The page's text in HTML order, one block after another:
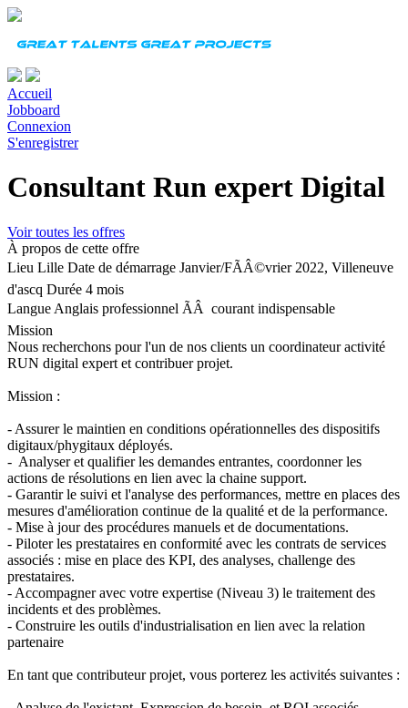
Accueil
Jobboard
Connexion
S'enregistrer
Consultant Run expert Digital
Voir toutes les offres
À propos de cette offre
Lieu Lille Date de démarrage Janvier/FÃÂ©vrier 2022, Villeneuve
d'ascq Durée 4 mois
Langue Anglais professionnel ÃÂ courant indispensable
Mission
Nous recherchons pour l'un de nos clients un coordinateur activité
RUN digital expert et contribuer projet.
Mission :
- Assurer le maintien en conditions opérationnelles des dispositifs
digitaux/phygitaux déployés.
- Analyser et qualifier les demandes entrantes, coordonner les
actions de résolutions en lien avec la chaine support.
- Garantir le suivi et l'analyse des performances, mettre en places des
mesures d'amélioration continue de la qualité et de la performance.
- Mise à jour des procédures manuels et de documentations.
- Piloter les prestataires en conformité avec les contrats de services
associés : mise en place des KPI, des analyses, challenge des
prestataires.
- Accompagner avec votre expertise (Niveau 3) le traitement des
incidents et des problèmes.
- Construire les outils d'industrialisation en lien avec la relation
partenaire
En tant que contributeur projet, vous porterez les activités suivantes :